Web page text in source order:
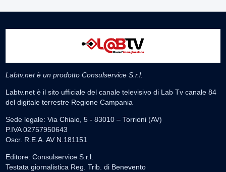
Labtv.net è un prodotto Consulservice S.r.l.
Labtv.net è il sito ufficiale del canale televisivo di Lab Tv canale 84
del digitale terrestre Regione Campania
Sede legale: Via Chiaio, 5 - 83010 – Torrioni (AV)
P.IVA 02757950643
Oscr. R.E.A. AV N.181151
Editore: Consulservice S.r.l.
Testata giornalistica Reg. Trib. di Benevento